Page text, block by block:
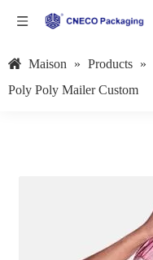
Maison » Products »
Poly Poly Mailer Custom